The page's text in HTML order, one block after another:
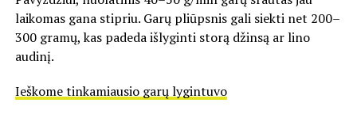
laikomas gana stipriu. Garų pliūpsnis gali siekti net 200–
300 gramų, kas padeda išlyginti storą džinsą ar lino
audinį.
Ieškome tinkamiausio garų lygintuvo